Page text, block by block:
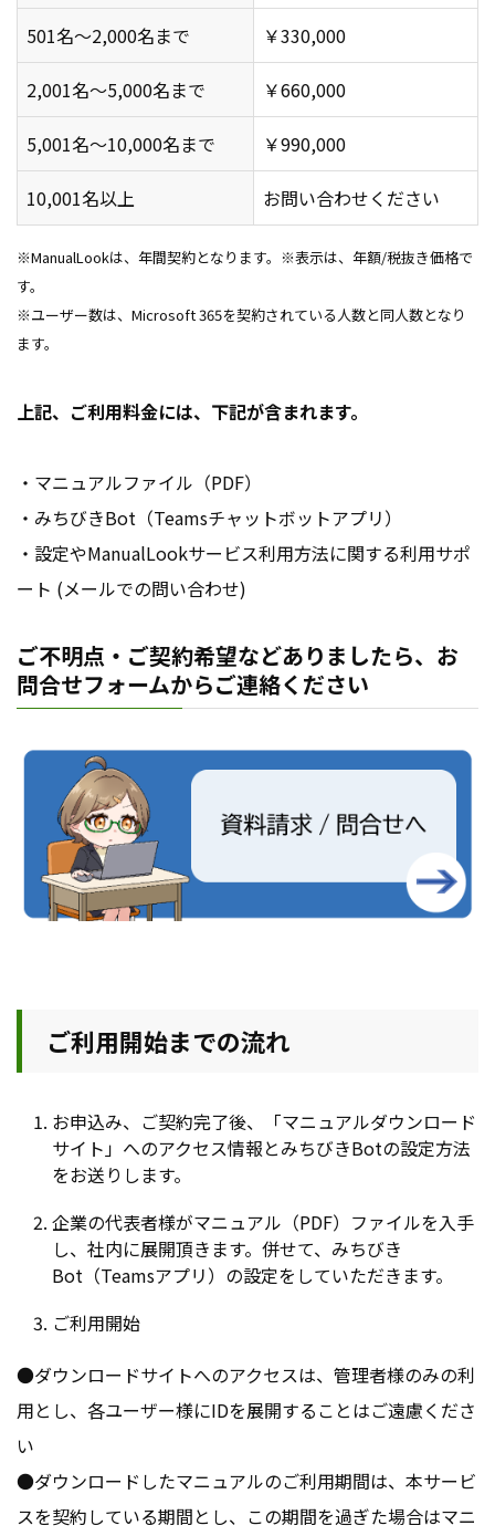
501名～2,000名まで ￥330,000
2,001名～5,000名まで ￥660,000
5,001名～10,000名まで ￥990,000
10,001名以上 お問い合わせください
※ManualLookは、年間契約となります。※表示は、年額/税抜き価格で
す。
※ユーザー数は、Microsoft 365を契約されている人数と同人数となり
ます。
上記、ご利用料金には、下記が含まれます。
・マニュアルファイル（PDF）
・みちびきBot（Teamsチャットボットアプリ）
・設定やManualLookサービス利用方法に関する利用サポ
ート (メールでの問い合わせ)
ご不明点・ご契約希望などありましたら、お
問合せフォームからご連絡ください
ご利用開始までの流れ
お申込み、ご契約完了後、「マニュアルダウンロード
サイト」へのアクセス情報とみちびきBotの設定方法
をお送りします。
企業の代表者様がマニュアル（PDF）ファイルを入手
し、社内に展開頂きます。併せて、みちびき
Bot（Teamsアプリ）の設定をしていただきます。
ご利用開始
●ダウンロードサイトへのアクセスは、管理者様のみの利
用とし、各ユーザー様にIDを展開することはご遠慮くださ
い
●ダウンロードしたマニュアルのご利用期間は、本サービ
スを契約している期間とし、この期間を過ぎた場合はマニ